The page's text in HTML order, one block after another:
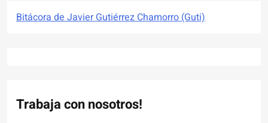
Bitácora de Javier Gutiérrez Chamorro (Guti)
Trabaja con nosotros!